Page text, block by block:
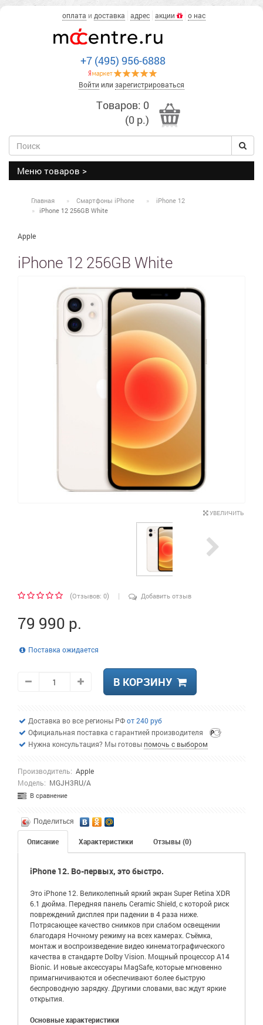
оплата и доставка адрес акции о нас
+7 (495) 956-6888
Войти или зарегистрироваться
Товаров: 0
(0 р.)
Меню товаров >
Главная Смартфоны iPhone
iPhone 12
iPhone 12 256GB White
Apple
iPhone 12 256GB White
УВЕЛИЧИТЬ
(Отзывов: 0) | Добавить отзыв
79 990 р.
Поставка ожидается
В КОРЗИНУ
Доставка во все регионы РФот 240 руб
Официальная поставка с гарантией производителя
Нужна консультация? Мы готовыпомочь с выбором
Производитель: Apple
Модель: MGJH3RU/A
В сравнение
Поделиться
Описание Характеристики Отзывы (0)
iPhone 12. Во-первых, это быстро.
Это iPhone 12. Великолепный яркий экран Super Retina XDR
6.1 дюйма. Передняя панель Ceramic Shield, с которой риск
повреждений дисплея при падении в 4 раза ниже.
Потрясающее качество снимков при слабом освещении
благодаря Ночному режиму на всех камерах. Съёмка,
монтаж и воспроизведение видео кинематографического
качества в стандарте Dolby Vision. Мощный процессор A14
Bionic. И новые аксессуары MagSafe, которые мгновенно
примагничиваются и обеспечивают более быструю
беспроводную зарядку. Другими словами, вас ждут яркие
открытия.
Основные характеристики